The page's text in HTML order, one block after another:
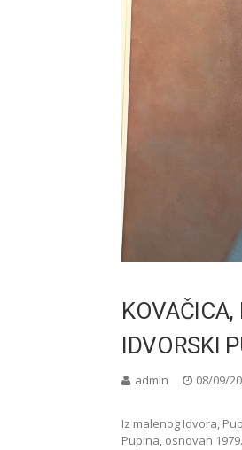
IDVORSKI
admin 08/09/
Iz malenog Idvora,
Pupina, osnovan